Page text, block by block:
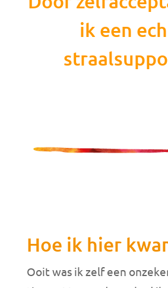
ik een
Hoe ik hier
Ooit was ik zelf een